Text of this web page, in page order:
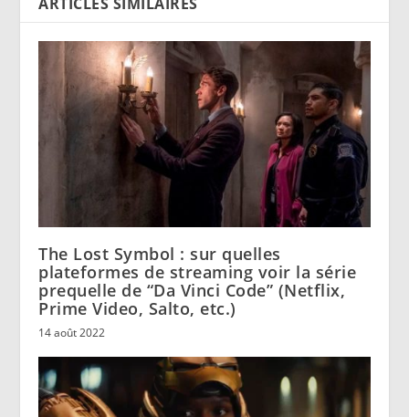
The Lost Symbol : sur quelles
plateformes de streaming voir la série
prequelle de “Da Vinci Code” (Netflix,
Prime Video, Salto, etc.)
14 août 2022